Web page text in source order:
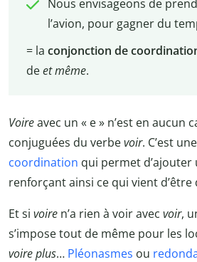
Nous envisageons de
l’avion, pour gagner du
= la conjonction de
deet même.
Voireavec un « e » n’est en aucun
conjuguées du verbevoir. C’est une
coordination qui permet
renforçant ainsi ce qui vient d’être
Et si voire n’a rien à voir avec voir,
s’impose tout de même pour les
voire plus… Pléonasmes ou